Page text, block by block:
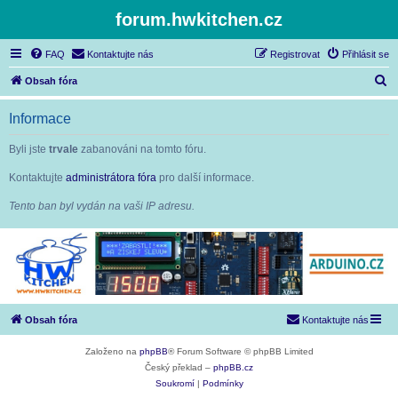
forum.hwkitchen.cz
FAQ Kontaktujte nás Přihlásit se
Registrovat
Obsah fóra
l
Informace
Byli jste trvale zabanováni na tomto fóru.
Kontaktujte administrátora fóra pro další informace.
Tento ban byl vydán na vaši IP adresu.
Obsah fóra Kontaktujte nás
Založeno na phpBB® Forum Software © phpBB Limited
Český překlad – phpBB.cz
Soukromí
Podmínky